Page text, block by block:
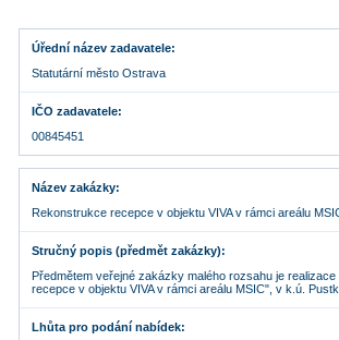
Úřední název zadavatele
Statutární město Ostrava
IČO zadavatele
00845451
Název zakázky
Rekonstrukce recepce v objektu VIVA v rámci areálu
Stručný popis (předmět zakázky)
Předmětem veřejné zakázky malého rozsahu je
recepce v objektu VIVA v rámci areálu MSIC", v k.ú.
Lhůta pro podání nabídek